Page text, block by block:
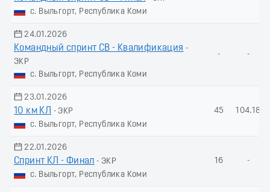
с. Выльгорт, Республика Коми
24.01.2026
Командный спринт СВ - Квалификация -
ЭКР
с. Выльгорт, Республика Коми
- -
23.01.2026
10 км КЛ
- ЭКР
с. Выльгорт, Республика Коми
45 104.18
22.01.2026
Спринт КЛ - Финал - ЭКР
с. Выльгорт, Республика Коми
16 -